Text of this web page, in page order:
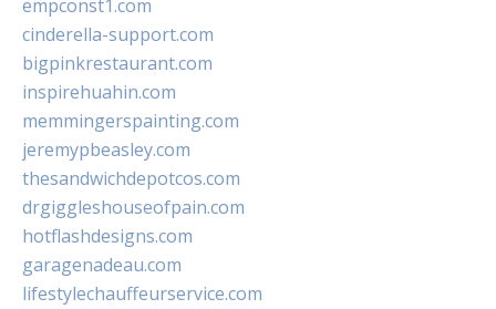
empconst1.com
cinderella-support.com
bigpinkrestaurant.com
inspirehuahin.com
memmingerspainting.com
jeremypbeasley.com
thesandwichdepotcos.com
drgiggleshouseofpain.com
hotflashdesigns.com
garagenadeau.com
lifestylechauffeurservice.com